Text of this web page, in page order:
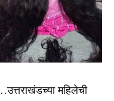
महिलेची